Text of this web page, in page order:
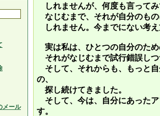
メール
しれませんが、何度も言って
なじむまで、それが自分のも
しれません。今までにない考
実は私は、ひとつの自分のた
それがなじむまで試行錯誤し
そして、それからも、もっと
の、
探し続けてきました。
そして、今は、自分にあった
す。